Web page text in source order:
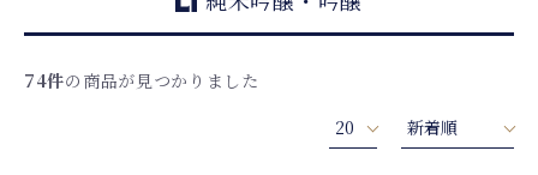
74件の商品が見つかりました